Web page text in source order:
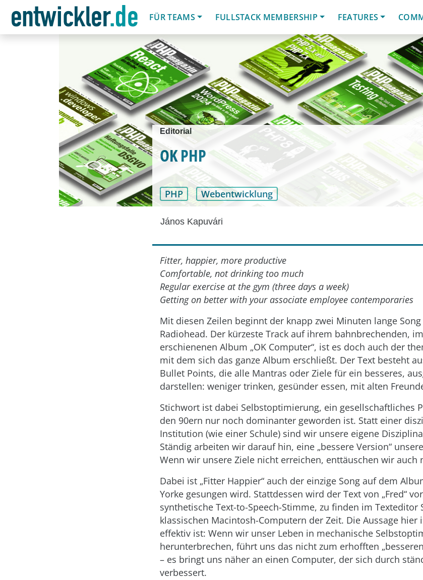
FÜR TEAMS
FULLSTACK MEMBERSHIP FEATURES
Editorial
OK PHP
PHP Webentwicklung
János Kapuvári
Fitter, happier, more productive
Comfortable, not drinking too much
Regular exercise at the gym (three days a week)
Getting on better with your associate employee contemporaries
Mit diesen Zeilen beginnt der knapp zwei Minuten lange Song
Radiohead. Der kürzeste Track auf ihrem bahnbrechenden,
erschienenen Album „OK Computer“, ist es doch auch der
mit dem sich das ganze Album erschließt. Der Text besteht
Bullet Points, die alle Mantras oder Ziele für ein besseres,
darstellen: weniger trinken, gesünder essen, mit alten
Stichwort ist dabei Selbstoptimierung, ein gesellschaftliches
den 90ern nur noch dominanter geworden ist. Statt einer
Institution (wie einer Schule) sind wir unsere eigene
Ständig arbeiten wir darauf hin, eine „bessere Version“
Wenn wir unsere Ziele nicht erreichen, enttäuschen wir auch
Dabei ist „Fitter Happier“ auch der einzige Song auf dem
Yorke gesungen wird. Stattdessen wird der Text von „Fred“
synthetische Text-to-Speech-Stimme, zu finden im Texteditor
klassischen Macintosh-Computern der Zeit. Die Aussage hier
effektiv ist: Wenn wir unser Leben in mechanische
herunterbrechen, führt uns das nicht zum erhofften
– es bringt uns näher an einen Computer, der sich durch
verbessert.